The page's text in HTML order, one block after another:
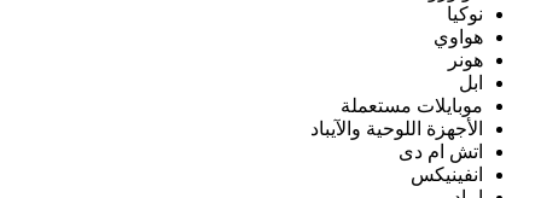
نوكيا
هواوي
هونر
ابل
موبايلات مستعملة
الأجهزة اللوحية والآيباد
اتش ام دى
انفينيكس